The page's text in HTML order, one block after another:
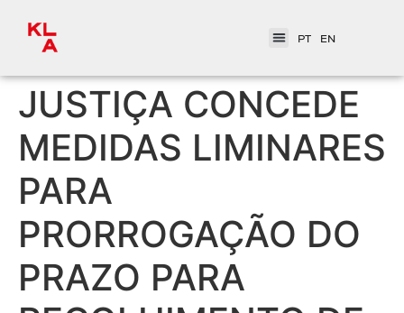
PT EN
JUSTIÇA CONCEDE
MEDIDAS LIMINARES
PARA
PRORROGAÇÃO DO
PRAZO PARA